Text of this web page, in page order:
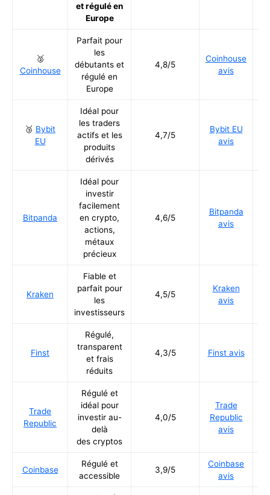
et régulé en
Europe
🥈
Coinhouse
Parfait pour
les
débutants et
régulé en
Europe
4,8/5
Coinhouse
avis
🥉 Bybit
EU
Idéal pour
les traders
actifs et les
produits
dérivés
4,7/5
Bybit EU
avis
Bitpanda
Idéal pour
investir
facilement
en crypto,
actions,
métaux
précieux
4,6/5
Bitpanda
avis
Kraken
Fiable et
parfait pour
les
investisseurs
4,5/5
Kraken
avis
Finst
Régulé,
transparent
et frais
réduits
4,3/5 Finst avis
Trade
Republic
Régulé et
idéal pour
investir au-
delà
des cryptos
4,0/5
Trade
Republic
avis
Coinbase
Régulé et
accessible
3,9/5
Coinbase
avis